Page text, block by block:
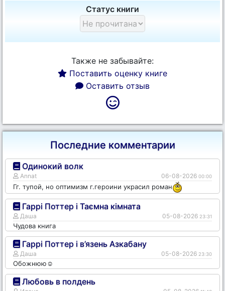
Статус книги
Также не забывайте:
Поставить оценку книге
Оставить отзыв
Последние комментарии
Одинокий волк
Annat 06-08-2026 00:00
Гг. тупой, но оптимизм г.героини украсил роман
Гаррі Поттер і Таємна кімната
Даша 05-08-2026 23:31
Чудова книга
Гаррі Поттер і в’язень Азкабану
Даша 05-08-2026 23:30
Обожнюю☺️
Любовь в полдень